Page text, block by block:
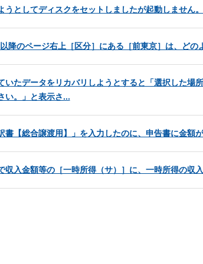
うとしてディスクをセットしましたが起動しません。
降のページ右上［区分］にある［前東京］は、どの
いたデータをリカバリしようとすると「選択した場
い。」と表示さ...
書【総合譲渡用】」を入力したのに、申告書に金額
収入金額等の［一時所得（サ）］に、一時所得の収